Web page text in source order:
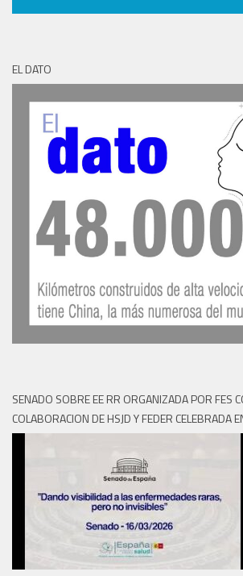
EL DATO
SENADO SOBRE EE RR ORGANIZADA POR FES
COLABORACION DE HSJD Y FEDER CELEBRADA